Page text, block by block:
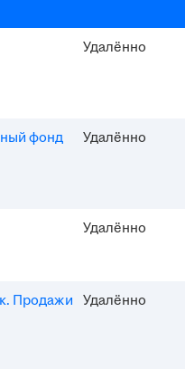
Удалённо
фонд
Удалённо
Удалённо
Продажи Удалённо